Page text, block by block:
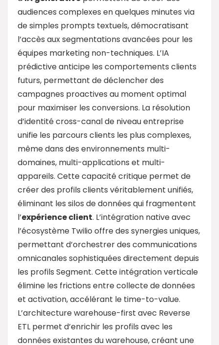
audiences complexes en quelques minutes via
de simples prompts textuels, démocratisant
l’accès aux segmentations avancées pour les
équipes marketing non-techniques. L’IA
prédictive anticipe les comportements clients
futurs, permettant de déclencher des
campagnes proactives au moment optimal
pour maximiser les conversions. La résolution
d’identité cross-canal de niveau entreprise
unifie les parcours clients les plus complexes,
même dans des environnements multi-
domaines, multi-applications et multi-
appareils. Cette capacité critique permet de
créer des profils clients véritablement unifiés,
éliminant les silos de données qui fragmentent
l’expérience client. L’intégration native avec
l’écosystème Twilio offre des synergies uniques,
permettant d’orchestrer des communications
omnicanales sophistiquées directement depuis
les profils Segment. Cette intégration verticale
élimine les frictions entre collecte de données
et activation, accélérant le time-to-value.
L’architecture warehouse-first avec Reverse
ETL permet d’enrichir les profils avec les
données existantes du warehouse, créant une